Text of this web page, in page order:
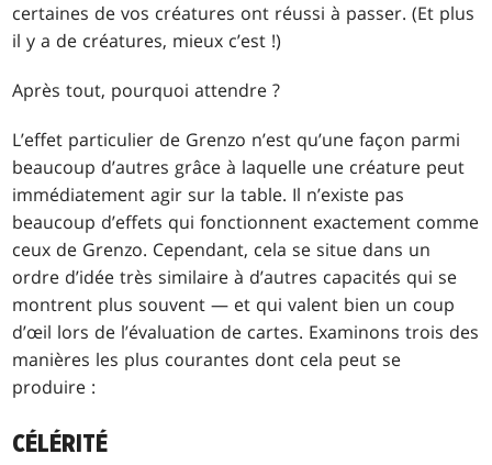
certaines de vos créatures ont réussi à passer. (Et plus
il y a de créatures, mieux c’est !)
Après tout, pourquoi attendre ?
L’effet particulier de Grenzo n’est qu’une façon parmi
beaucoup d’autres grâce à laquelle une créature peut
immédiatement agir sur la table. Il n’existe pas
beaucoup d’effets qui fonctionnent exactement comme
ceux de Grenzo. Cependant, cela se situe dans un
ordre d’idée très similaire à d’autres capacités qui se
montrent plus souvent — et qui valent bien un coup
d’œil lors de l’évaluation de cartes. Examinons trois des
manières les plus courantes dont cela peut se
produire :
CÉLÉRITÉ